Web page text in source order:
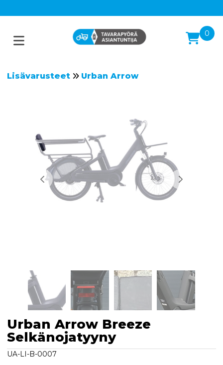
0
Lisävarusteet Urban Arrow
Urban Arrow Breeze
Selkänojatyyny
UA-LI-B-0007